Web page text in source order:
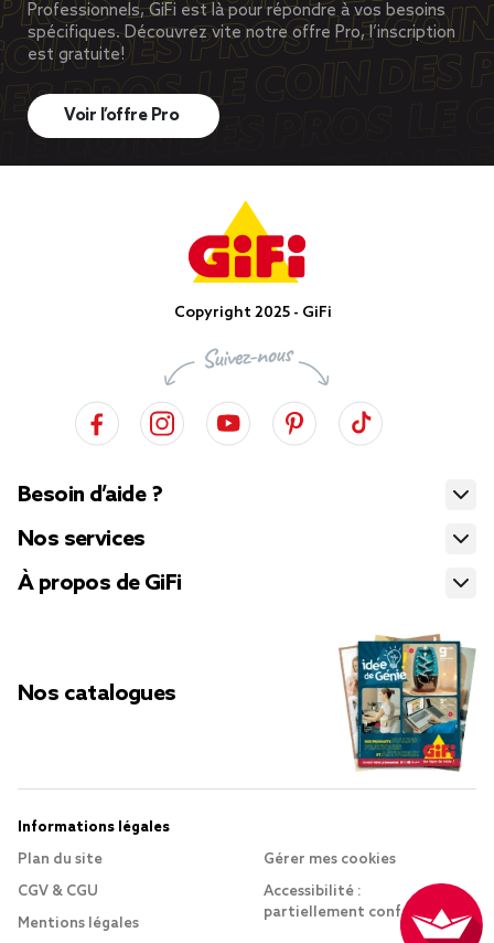
Professionnels, GiFi est là pour répondre à vos besoins
spécifiques. Découvrez vite notre offre Pro, l’inscription
est gratuite!
Voir l’offre Pro
Copyright 2025 - GiFi
Besoin d’aide ?
Nos services
À propos de GiFi
Nos catalogues
Informations légales
Plan du site
CGV & CGU
Mentions légales
Gérer mes cookies
Accessibilité :
partiellement conforme